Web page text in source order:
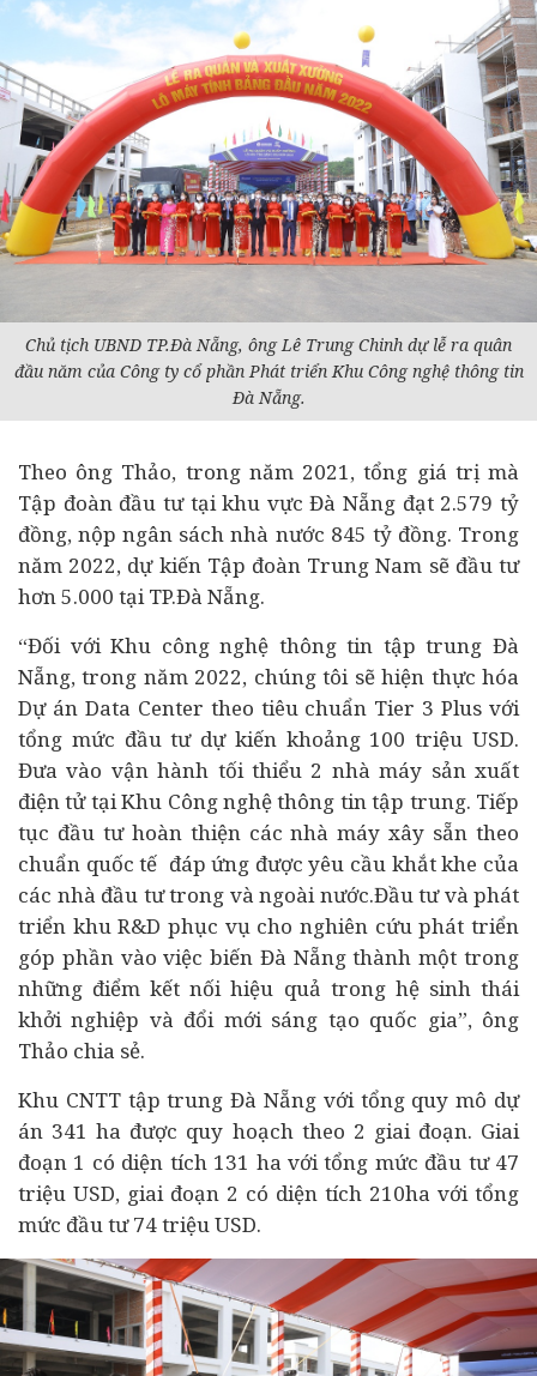
Chủ tịch UBND TP.Đà Nẵng, ông Lê Trung Chinh dự lễ ra quân
đầu năm của Công ty cổ phần Phát triển Khu Công nghệ thông tin
Đà Nẵng.
Theo ông Thảo, trong năm 2021, tổng giá trị mà
Tập đoàn đầu tư tại khu vực Đà Nẵng đạt 2.579 tỷ
đồng, nộp ngân sách nhà nước 845 tỷ đồng. Trong
năm 2022, dự kiến Tập đoàn Trung Nam sẽ đầu tư
hơn 5.000 tại TP.Đà Nẵng.
“Đối với Khu công nghệ thông tin tập trung Đà
Nẵng, trong năm 2022, chúng tôi sẽ hiện thực hóa
Dự án Data Center theo tiêu chuẩn Tier 3 Plus với
tổng mức đầu tư dự kiến khoảng 100 triệu USD.
Đưa vào vận hành tối thiểu 2 nhà máy sản xuất
điện tử tại Khu Công nghệ thông tin tập trung. Tiếp
tục đầu tư hoàn thiện các nhà máy xây sẵn theo
chuẩn quốc tế đáp ứng được yêu cầu khắt khe của
các nhà đầu tư trong và ngoài nước.Đầu tư và phát
triển khu R&D phục vụ cho nghiên cứu phát triển
góp phần vào việc biến Đà Nẵng thành một trong
những điểm kết nối hiệu quả trong hệ sinh thái
khởi nghiệp và đổi mới sáng tạo quốc gia”, ông
Thảo chia sẻ.
Khu CNTT tập trung Đà Nẵng với tổng quy mô dự
án 341 ha được quy hoạch theo 2 giai đoạn. Giai
đoạn 1 có diện tích 131 ha với tổng mức đầu tư 47
triệu USD, giai đoạn 2 có diện tích 210ha với tổng
mức đầu tư 74 triệu USD.